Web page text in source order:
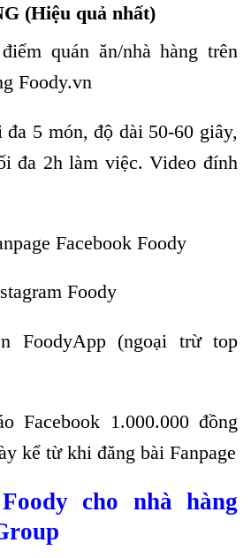
(Hiệu quả nhất)
quán ăn/nhà hàng trên
Foody.vn
5 món, độ dài 50-60 giây,
đa 2h làm việc. Video đính
Facebook Foody
Foody
FoodyApp (ngoại trừ top
Facebook 1.000.000 đồng
kể từ khi đăng bài Fanpage
cho nhà hàng